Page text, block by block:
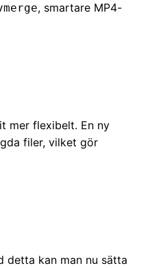
, smartare MP4-
mer flexibelt. En ny
filer, vilket gör
detta kan man nu sätta